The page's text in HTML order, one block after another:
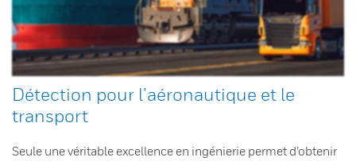
Détection pour l’aéronautique et le
transport
Seule une véritable excellence en ingénierie permet d’obtenir